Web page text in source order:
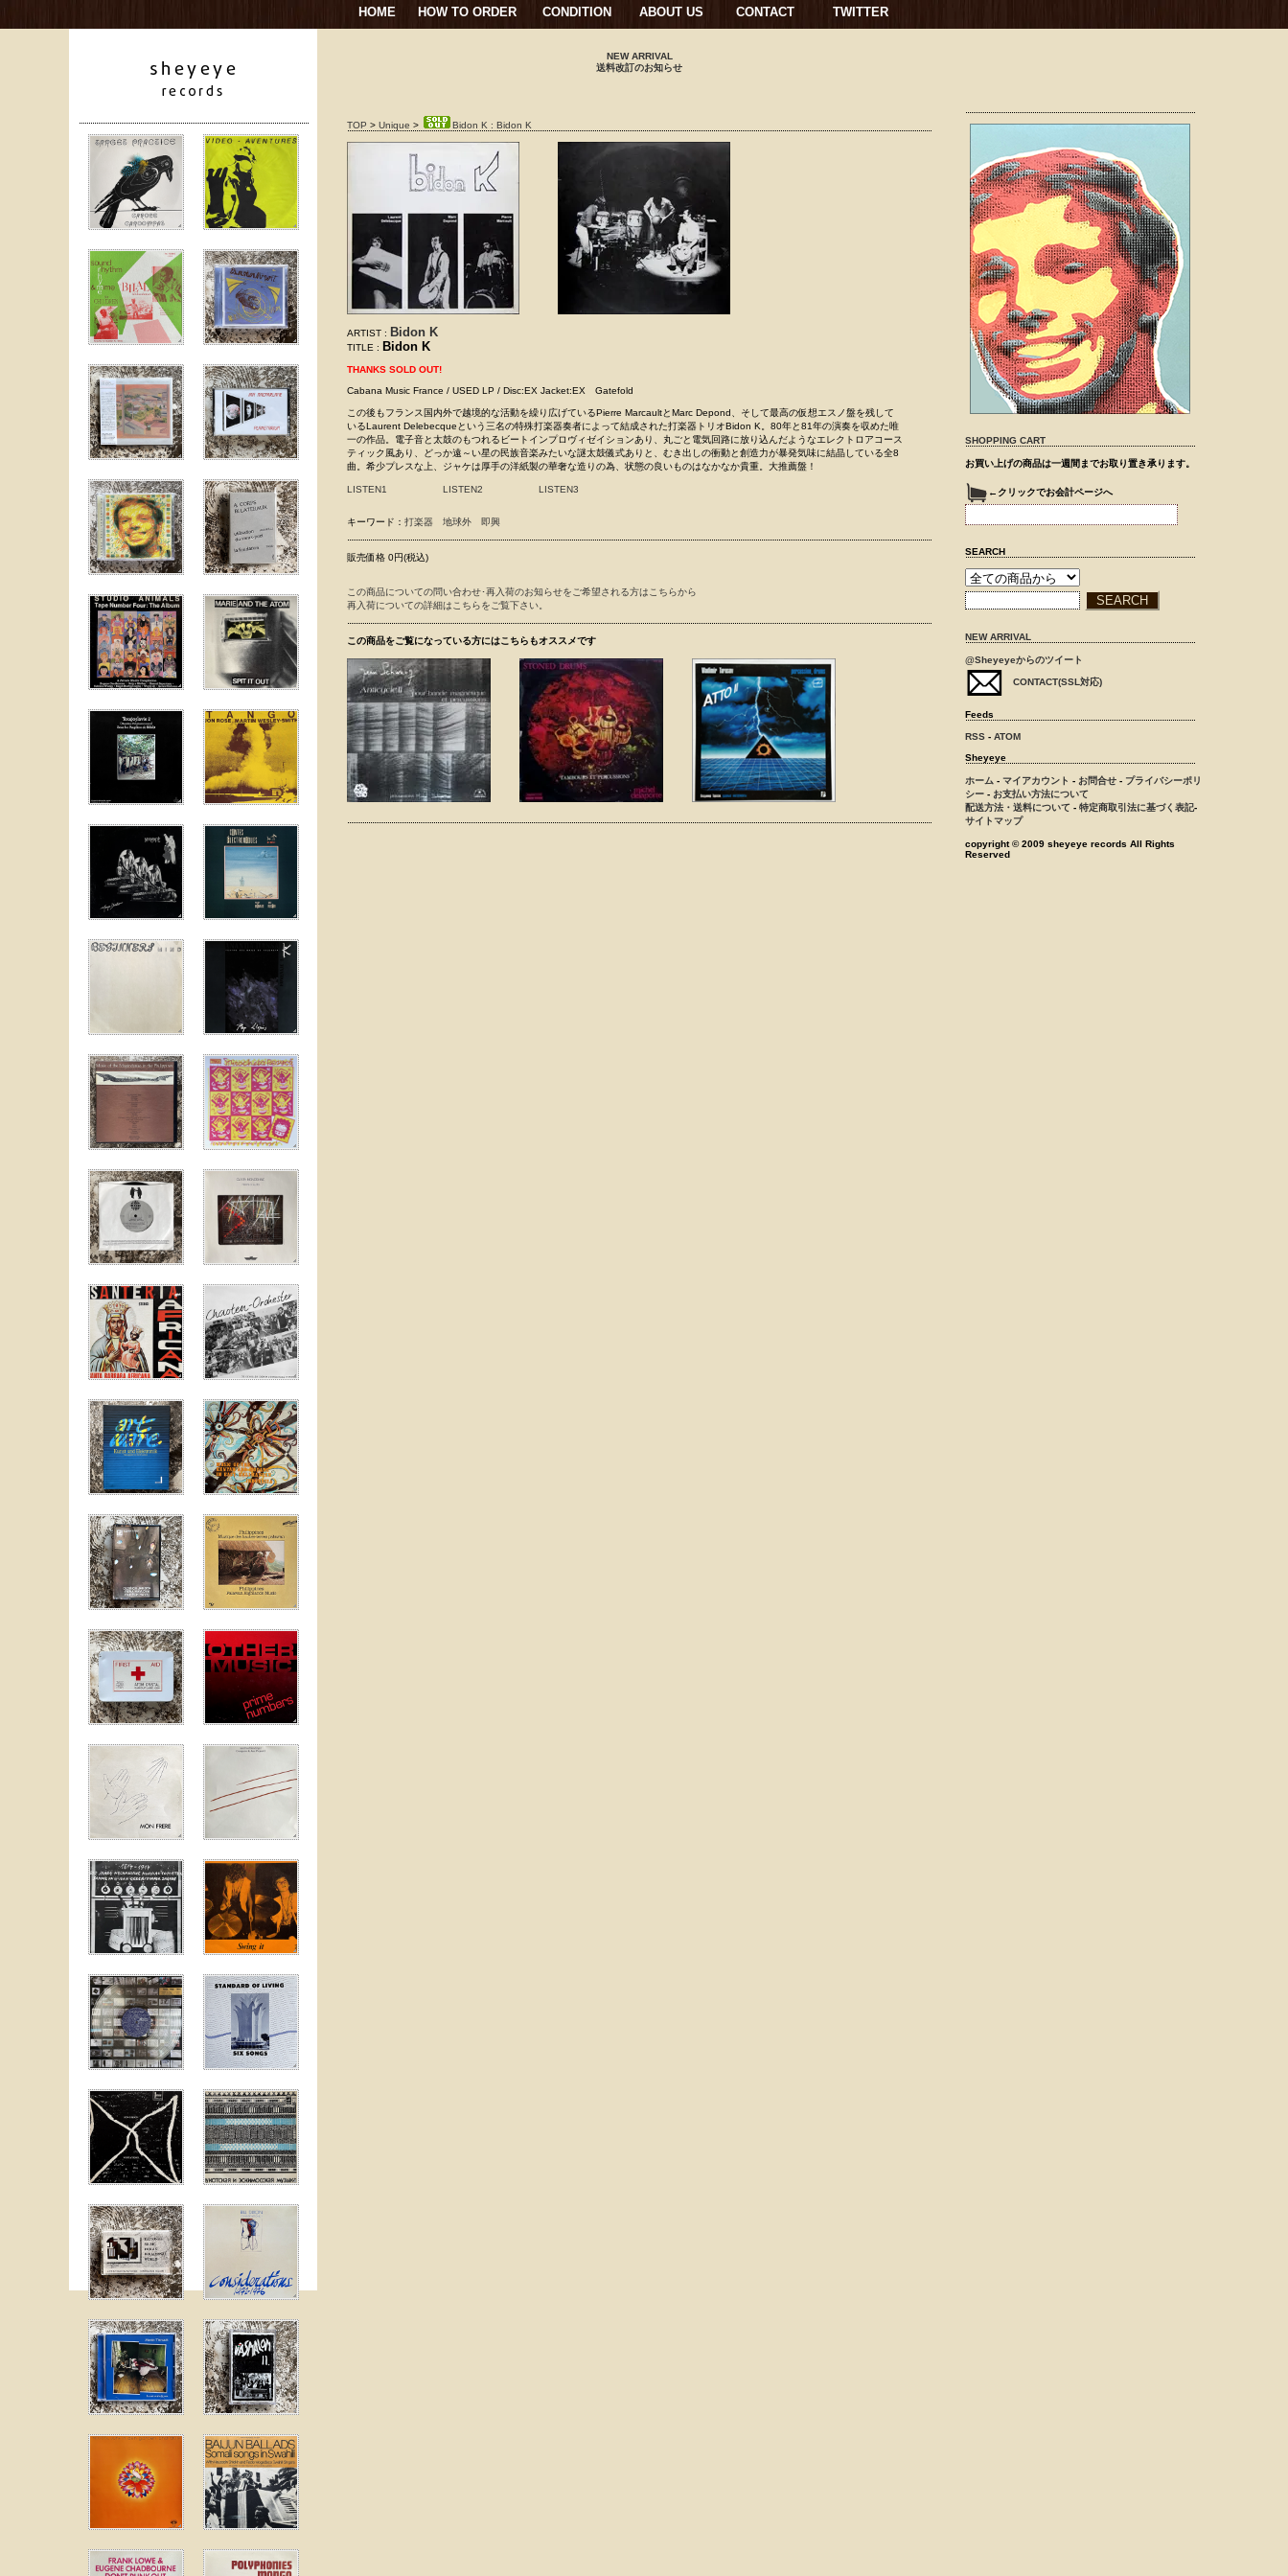
HOME HOW TO ORDER CONDITION ABOUT US CONTACT TWITTER
NEW ARRIVAL
送料改訂のお知らせ
TOP > Unique > Bidon K : Bidon K
ARTIST : Bidon K
TITLE : Bidon K
THANKS SOLD OUT!
Cabana Music France / USED LP / Disc:EX Jacket:EX Gatefold
この後もフランス国内外で越境的な活動を繰り広げているPierre MarcaultとMarc Depond、そして最高の仮想エスノ盤を残して
いるLaurent Delebecqueという三名の特殊打楽器奏者によって結成された打楽器トリオBidon K。80年と81年の演奏を収めた唯
一の作品。電子音と太鼓のもつれるビートインプロヴィゼイションあり、丸ごと電気回路に放り込んだようなエレクトロアコース
ティック風あり、どっか遠～い星の民族音楽みたいな謎太鼓儀式ありと、むき出しの衝動と創造力が暴発気味に結晶している全8
曲。希少プレスな上、ジャケは厚手の洋紙製の華奢な造りの為、状態の良いものはなかなか貴重。大推薦盤！
LISTEN1 LISTEN2 LISTEN3
キーワード： 打楽器 地球外 即興
販売価格 0円(税込)
この商品についての問い合わせ･再入荷のお知らせをご希望される方はこちらから
再入荷についての詳細はこちらをご覧下さい。
この商品をご覧になっている方にはこちらもオススメです
SHOPPING CART
お買い上げの商品は一週間までお取り置き承ります。
←クリックでお会計ページへ
SEARCH
NEW ARRIVAL
@Sheyeyeからのツイート
CONTACT(SSL対応)
Feeds
RSS - ATOM
Sheyeye
ホーム - マイアカウント - お問合せ - プライバシーポリ
シー - お支払い方法について
配送方法・送料について - 特定商取引法に基づく表記-
サイトマップ
copyright © 2009 sheyeye records All Rights
Reserved